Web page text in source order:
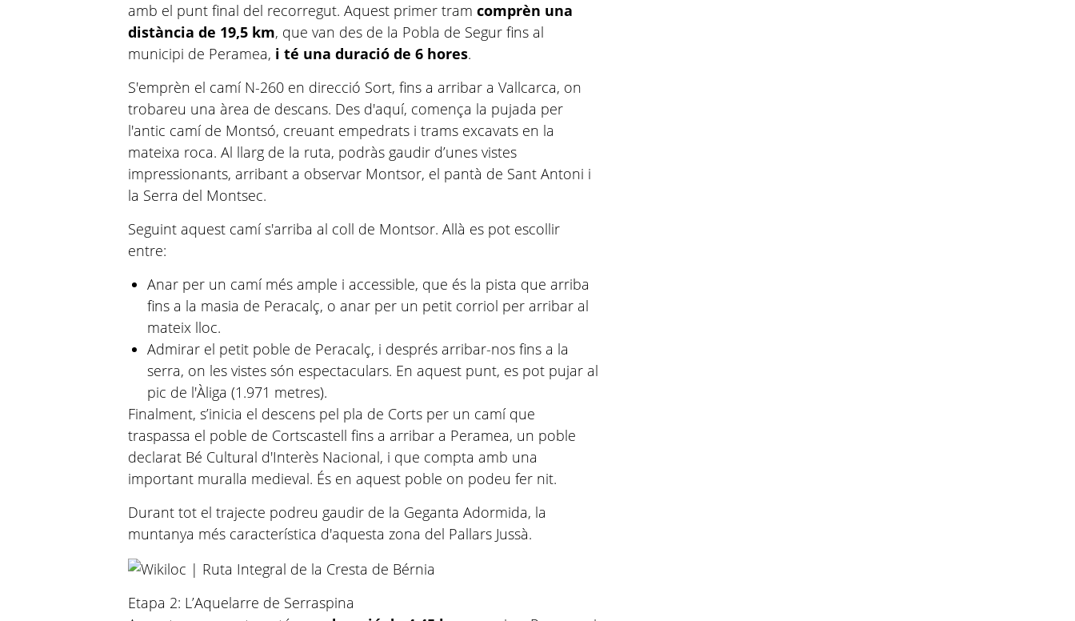
amb el punt final del recorregut. Aquest primer tram comprèn una
distància de 19,5 km, que van des de la Pobla de Segur fins al
municipi de Peramea, i té una duració de 6 hores.
S'emprèn el camí N-260 en direcció Sort, fins a arribar a Vallcarca, on
trobareu una àrea de descans. Des d'aquí, comença la pujada per
l'antic camí de Montsó, creuant empedrats i trams excavats en la
mateixa roca. Al llarg de la ruta, podràs gaudir d’unes vistes
impressionants, arribant a observar Montsor, el pantà de Sant Antoni i
la Serra del Montsec.
Seguint aquest camí s'arriba al coll de Montsor. Allà es pot escollir
entre:
Anar per un camí més ample i accessible, que és la pista que arriba
fins a la masia de Peracalç, o anar per un petit corriol per arribar al
mateix lloc.
Admirar el petit poble de Peracalç, i després arribar-nos fins a la
serra, on les vistes són espectaculars. En aquest punt, es pot pujar al
pic de l'Àliga (1.971 metres).
Finalment, s’inicia el descens pel pla de Corts per un camí que
traspassa el poble de Cortscastell fins a arribar a Peramea, un poble
declarat Bé Cultural d'Interès Nacional, i que compta amb una
important muralla medieval. És en aquest poble on podeu fer nit.
Durant tot el trajecte podreu gaudir de la Geganta Adormida, la
muntanya més característica d'aquesta zona del Pallars Jussà.
Etapa 2: L’Aquelarre de Serraspina